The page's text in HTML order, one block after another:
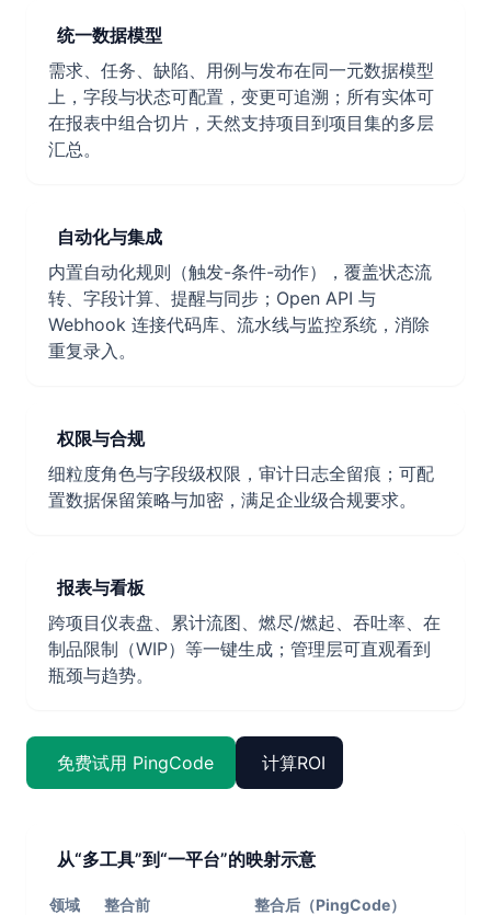
统一数据模型
需求、任务、缺陷、用例与发布在同一元数据模型
上，字段与状态可配置，变更可追溯；所有实体可
在报表中组合切片，天然支持项目到项目集的多层
汇总。
自动化与集成
内置自动化规则（触发-条件-动作），覆盖状态流
转、字段计算、提醒与同步；Open API 与
Webhook 连接代码库、流水线与监控系统，消除
重复录入。
权限与合规
细粒度角色与字段级权限，审计日志全留痕；可配
置数据保留策略与加密，满足企业级合规要求。
报表与看板
跨项目仪表盘、累计流图、燃尽/燃起、吞吐率、在
制品限制（WIP）等一键生成；管理层可直观看到
瓶颈与趋势。
免费试用 PingCode 计算ROI
从“多工具”到“一平台”的映射示意
领域 整合前 整合后（PingCode）